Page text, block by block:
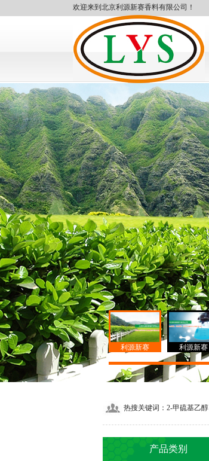
欢迎来到北京利源新赛香料有限公司！
利源新赛 利源新赛
热搜关键词： 2-甲硫基乙醇
产品类别